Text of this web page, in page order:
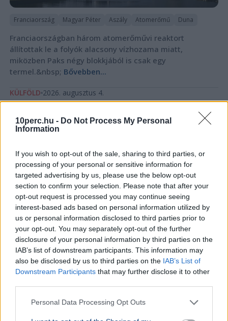
10perc.hu - Do Not Process My Personal
Information
If you wish to opt-out of the sale, sharing to third parties, or
processing of your personal or sensitive information for
targeted advertising by us, please use the below opt-out
section to confirm your selection. Please note that after your
opt-out request is processed you may continue seeing
interest-based ads based on personal information utilized by
us or personal information disclosed to third parties prior to
your opt-out. You may separately opt-out of the further
disclosure of your personal information by third parties on the
IAB’s list of downstream participants. This information may
also be disclosed by us to third parties on the IAB’s List of
Downstream Participants that may further disclose it to other
Personal Data Processing Opt Outs
Franciaország Magyar Péter Aszály Atomerőmű Duna
Franciaországban három atomerőművi reaktort
állítottak le a folyók alacsony vízhozama miatt,
miközben Paks négy blokkjából is csak egy
termel.&nbsp; Bővebben...
KÜLFÖLD 2026. augusztus 4.
Az orosz állami média Magyar Pétert
támadta a paksi válság kapcsán
Oroszország Magyar Péter Paks Atomerőmű
A RIA Novosztyi orosz állami hírügynökség a paksi